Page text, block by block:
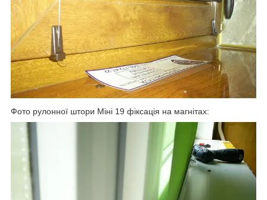
Фото рулонної штори Міні 19 фіксація на магнітах: